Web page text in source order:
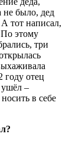
не было, дед
тот написал,
этому
три
году отец
–
в себе